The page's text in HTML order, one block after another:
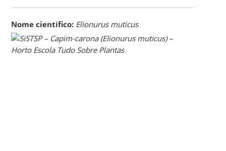
Nome científico: Elionurus muticus